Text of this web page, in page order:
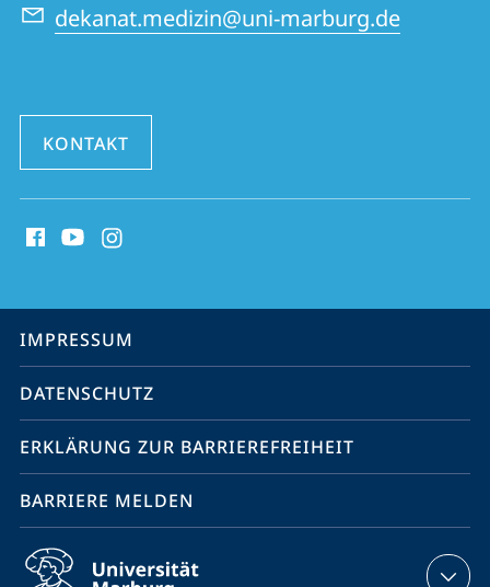
dekanat.medizin@uni-marburg.de
KONTAKT
Media
Service-
Navigation
IMPRESSUM
DATENSCHUTZ
ERKLÄRUNG ZUR BARRIEREFREIHEIT
BARRIERE MELDEN